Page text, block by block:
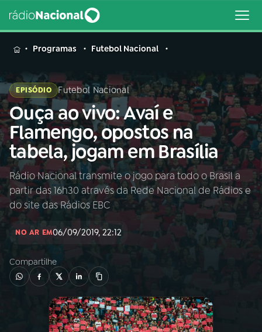
MENU
Buscar
na
Rádio
Nacional
Buscar
AO VIVO
PROGRAMAS
Programas Futebol Nacional
EPISÓDIO Futebol Nacional
Ouça ao vivo: Avaí e
Flamengo, opostos na
tabela, jogam em Brasília
Rádio Nacional transmite o jogo para todo o Brasil a
partir das 16h30 através da Rede Nacional de Rádios e
do site das Rádios EBC
NO AR EM06/09/2019, 22:12
Compartilhe